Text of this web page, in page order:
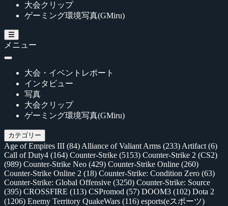
大会クリップ
ゲーミング環境写真(GMiru)
メニュー
大会・イベントレポート
インタビュー
写真
大会クリップ
ゲーミング環境写真(GMiru)
カテゴリー
Age of Empires III (84) Alliance of Valiant Arms (233) Artifact (6)
Call of Duty4 (164) Counter-Strike (5153) Counter-Strike 2 (CS2)
(989) Counter-Strike Neo (429) Counter-Strike Online (260)
Counter-Strike Online 2 (18) Counter-Strike: Condition Zero (63)
Counter-Strike: Global Offensive (3250) Counter-Strike: Source
(395) CROSSFIRE (113) CSPromod (57) DOOM3 (102) Dota 2
(1206) Enemy Territory QuakeWars (116) esports(eスポーツ)